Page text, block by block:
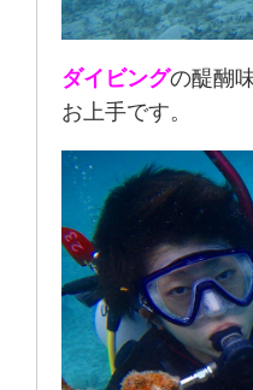
ダイビングの醍醐
お上手です。